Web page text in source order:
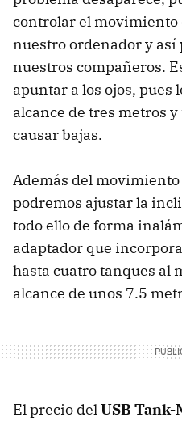
controlar el movimiento
nuestro ordenador y
nuestros compañeros.
apuntar a los ojos,
alcance de tres metros
causar bajas.
Además del
podremos ajustar la
todo ello de forma
adaptador que
hasta cuatro tanques al
alcance de unos 7.5
El precio delUSB Tank-